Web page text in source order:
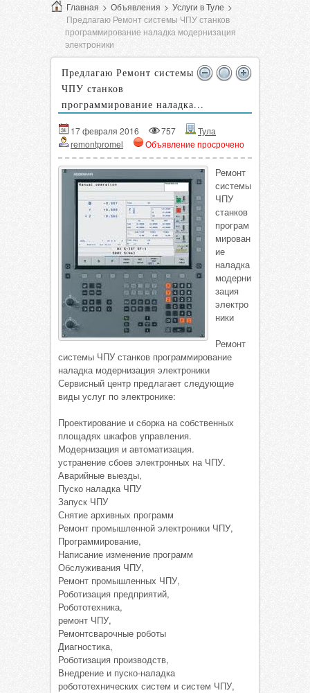
Главная > Объявления > Услуги в Туле >
Предлагаю Ремонт системы ЧПУ станков
программирование наладка модернизация
электроники
Предлагаю Ремонт системы
ЧПУ станков
программирование наладка...
17 февраля 2016 757
Тула
remontpromel
Объявление просрочено
Ремонт
системы
ЧПУ
станков
програм
мирован
ие
наладка
модерни
зация
электро
ники
Ремонт
системы ЧПУ станков программирование
наладка модернизация электроники
Сервисный центр предлагает следующие
виды услуг по электронике:
Проектирование и сборка на собственных
площадях шкафов управления.
Модернизация и автоматизация.
устранение сбоев электронных на ЧПУ.
Аварийные выезды,
Пуско наладка ЧПУ
Запуск ЧПУ
Снятие архивных программ
Ремонт промышленной электроники ЧПУ,
Программирование,
Написание изменение программ
Обслуживания ЧПУ,
Ремонт промышленных ЧПУ,
Роботизация предприятий,
Робототехника,
ремонт ЧПУ,
Ремонтсварочные роботы
Диагностика,
Роботизация производств,
Внедрение и пуско-наладка
робототехнических систем и систем ЧПУ,